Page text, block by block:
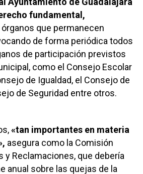
fundamental,
que permanecen
de forma periódica todos
de participación previstos
como el Consejo Escolar
de Igualdad, el Consejo de
de Seguridad entre otros.
«tan importantes en materia
asegura como la Comisión
y Reclamaciones, que debería
anual sobre las quejas de la